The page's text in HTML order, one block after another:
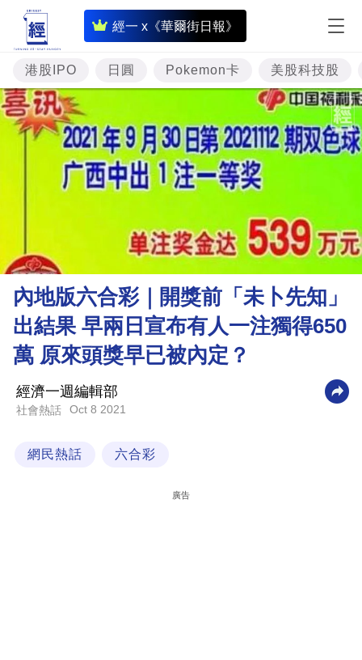
經一 x《華爾街日報》
即
時
財
經
專
題
投
資
理
財
商
業
科
技
港股IPO 日圓 Pokemon卡 美股科技股
內地版六合彩｜開獎前「未卜先知」
出結果 早兩日宣布有人一注獨得650
萬 原來頭獎早已被內定？
經濟一週編輯部
社會熱話 Oct 8 2021
網民熱話 六合彩
廣告